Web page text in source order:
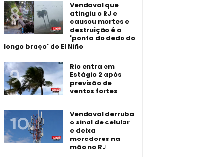
Vendaval que
atingiu o RJ e
causou mortes e
destruição é a
'ponta do dedo do
longo braço' do El Niño
Rio entra em
Estágio 2 após
previsão de
ventos fortes
Vendaval derruba
o sinal de celular
e deixa
moradores na
mão no RJ